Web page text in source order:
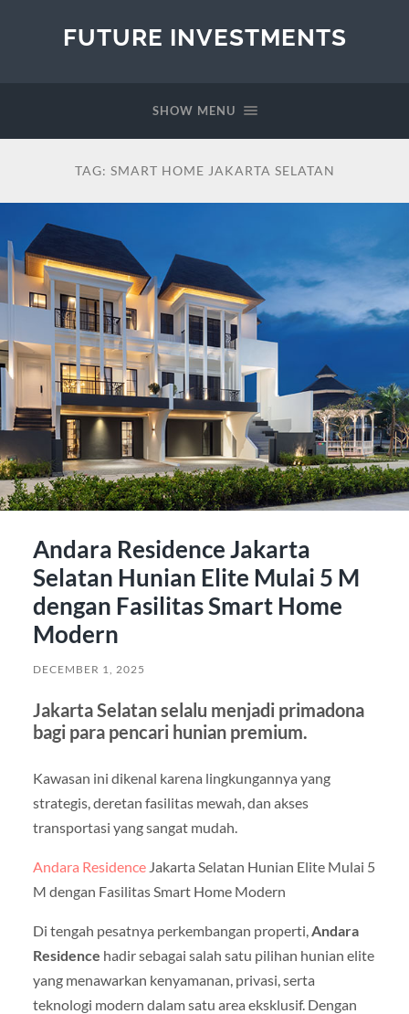
FUTURE INVESTMENTS
SHOW MENU
TAG: SMART HOME JAKARTA SELATAN
Andara Residence Jakarta
Selatan Hunian Elite Mulai 5 M
dengan Fasilitas Smart Home
Modern
DECEMBER 1, 2025
Jakarta Selatan selalu menjadi primadona
bagi para pencari hunian premium.
Kawasan ini dikenal karena lingkungannya yang
strategis, deretan fasilitas mewah, dan akses
transportasi yang sangat mudah.
Andara ResidenceJakarta Selatan Hunian Elite Mulai 5
M dengan Fasilitas Smart Home Modern
Di tengah pesatnya perkembangan properti,Andara
Residence hadir sebagai salah satu pilihan hunian elite
yang menawarkan kenyamanan, privasi, serta
teknologi modern dalam satu area eksklusif. Dengan